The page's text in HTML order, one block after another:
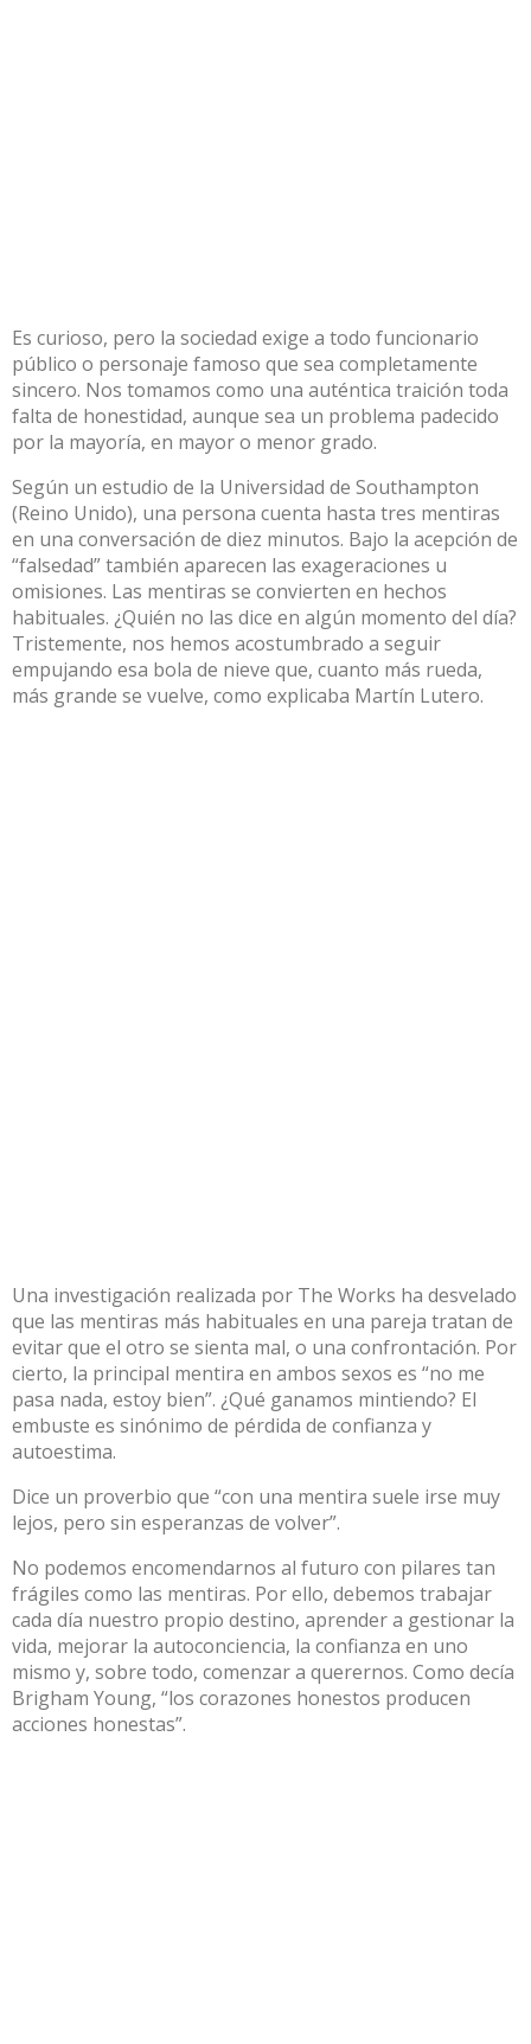
Es curioso, pero la sociedad exige a todo funcionario
público o personaje famoso que sea completamente
sincero. Nos tomamos como una auténtica traición toda
falta de honestidad, aunque sea un problema padecido
por la mayoría, en mayor o menor grado.
Según un estudio de la Universidad de Southampton
(Reino Unido), una persona cuenta hasta tres mentiras
en una conversación de diez minutos. Bajo la acepción de
“falsedad” también aparecen las exageraciones u
omisiones. Las mentiras se convierten en hechos
habituales. ¿Quién no las dice en algún momento del día?
Tristemente, nos hemos acostumbrado a seguir
empujando esa bola de nieve que, cuanto más rueda,
más grande se vuelve, como explicaba Martín Lutero.
Una investigación realizada por The Works ha desvelado
que las mentiras más habituales en una pareja tratan de
evitar que el otro se sienta mal, o una confrontación. Por
cierto, la principal mentira en ambos sexos es “no me
pasa nada, estoy bien”. ¿Qué ganamos mintiendo? El
embuste es sinónimo de pérdida de confianza y
autoestima.
Dice un proverbio que “con una mentira suele irse muy
lejos, pero sin esperanzas de volver”.
No podemos encomendarnos al futuro con pilares tan
frágiles como las mentiras. Por ello, debemos trabajar
cada día nuestro propio destino, aprender a gestionar la
vida, mejorar la autoconciencia, la confianza en uno
mismo y, sobre todo, comenzar a querernos. Como decía
Brigham Young, “los corazones honestos producen
acciones honestas”.